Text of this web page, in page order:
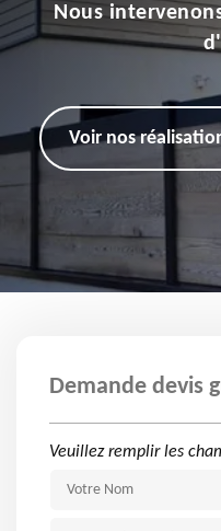
Nous
Voir nos
Demande devis
Veuillez remplir les